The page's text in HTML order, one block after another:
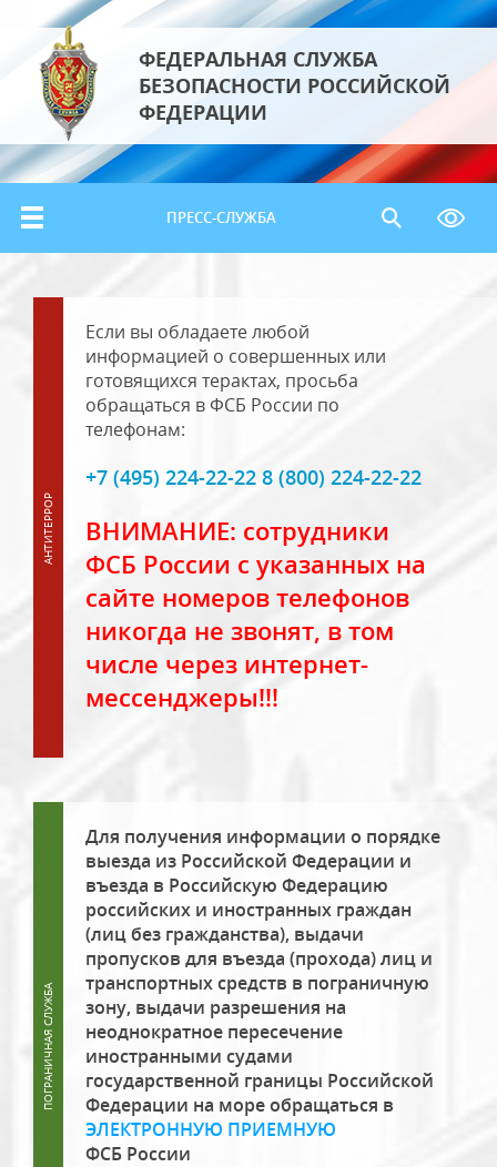
ФЕДЕРАЛЬНАЯ СЛУЖБА
БЕЗОПАСНОСТИ РОССИЙСКОЙ
ФЕДЕРАЦИИ
ПРЕСС-СЛУЖБА
Если вы обладаете любой
информацией о совершенных или
готовящихся терактах, просьба
обращаться в ФСБ России по
телефонам:
+7 (495) 224-22-22 8 (800) 224-22-22
ВНИМАНИЕ: сотрудники
ФСБ России с указанных на
сайте номеров телефонов
никогда не звонят, в том
числе через интернет-
мессенджеры!!!
Для получения информации о порядке
выезда из Российской Федерации и
въезда в Российскую Федерацию
российских и иностранных граждан
(лиц без гражданства), выдачи
пропусков для въезда (прохода) лиц и
транспортных средств в пограничную
зону, выдачи разрешения на
неоднократное пересечение
иностранными судами
государственной границы Российской
Федерации на море обращаться в
ЭЛЕКТРОННУЮ ПРИЕМНУЮ
ФСБ России